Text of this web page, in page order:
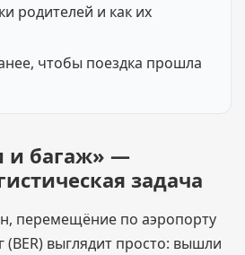
родителей и как их
чтобы поездка прошла
и багаж» —
задача
перемещёние по аэропорту
(BER) выглядит просто: вышли